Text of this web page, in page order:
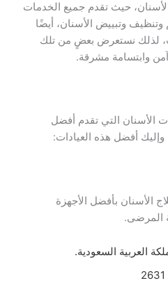
حيث تقدم جميع الخدمات
وتنظيف وتبييض الأسنان، أيضًا
لذلك نستعرض بعضٍ من تلك
وابتسامة مشرقة.
الأسنان التي تقدم أفضل
وإليك أفضل هذه العيادات:
الأسنان بأفضل الأجهزة
المرضى.